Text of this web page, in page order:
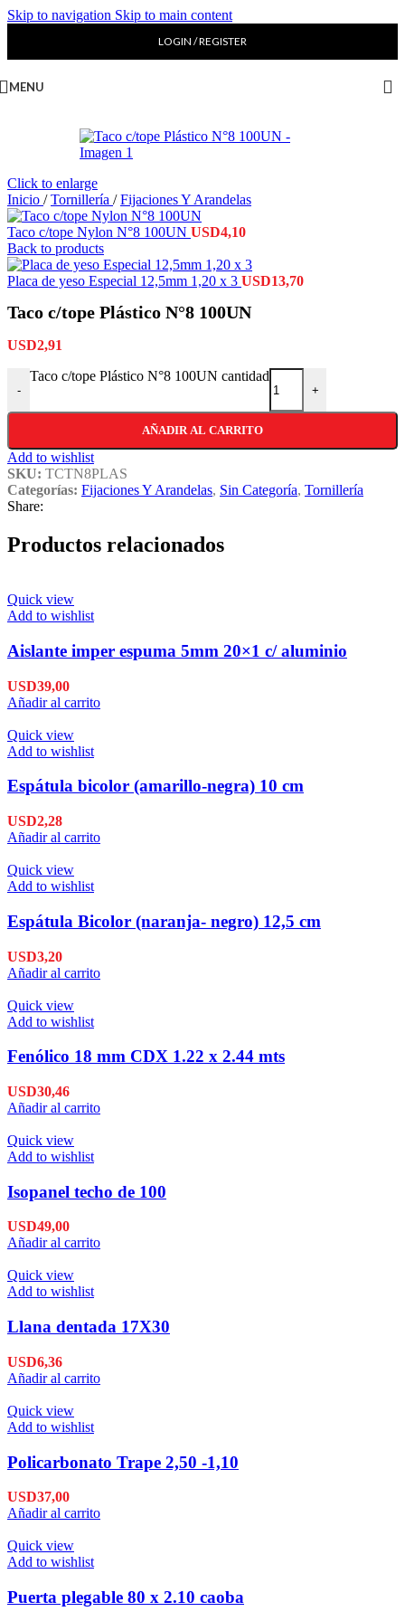
Skip to navigation Skip to main content
LOGIN / REGISTER
MENU
Click to enlarge
Inicio / Tornillería / Fijaciones Y Arandelas
Taco c/tope Nylon N°8 100UN USD4,10
Back to products
Placa de yeso Especial 12,5mm 1,20 x 3 USD13,70
Taco c/tope Plástico N°8 100UN
USD2,91
-
Taco c/tope Plástico N°8 100UN cantidad
+
AÑADIR AL CARRITO
Add to wishlist
SKU: TCTN8PLAS
Categorías: Fijaciones Y Arandelas, Sin Categoría, Tornillería
Share:
Productos relacionados
Quick view
Add to wishlist
Aislante imper espuma 5mm 20×1 c/ aluminio
USD39,00
Añadir al carrito
Quick view
Add to wishlist
Espátula bicolor (amarillo-negra) 10 cm
USD2,28
Añadir al carrito
Quick view
Add to wishlist
Espátula Bicolor (naranja- negro) 12,5 cm
USD3,20
Añadir al carrito
Quick view
Add to wishlist
Fenólico 18 mm CDX 1.22 x 2.44 mts
USD30,46
Añadir al carrito
Quick view
Add to wishlist
Isopanel techo de 100
USD49,00
Añadir al carrito
Quick view
Add to wishlist
Llana dentada 17X30
USD6,36
Añadir al carrito
Quick view
Add to wishlist
Policarbonato Trape 2,50 -1,10
USD37,00
Añadir al carrito
Quick view
Add to wishlist
Puerta plegable 80 x 2.10 caoba